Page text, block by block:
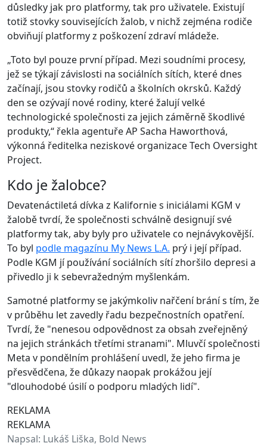
důsledky jak pro platformy, tak pro uživatele. Existují
totiž stovky souvisejících žalob, v nichž zejména rodiče
obviňují platformy z poškození zdraví mládeže.
„Toto byl pouze první případ. Mezi soudními procesy,
jež se týkají závislosti na sociálních sítích, které dnes
začínají, jsou stovky rodičů a školních okrsků. Každý
den se ozývají nové rodiny, které žalují velké
technologické společnosti za jejich záměrně škodlivé
produkty,“ řekla agentuře AP Sacha Haworthová,
výkonná ředitelka neziskové organizace Tech Oversight
Project.
Kdo je žalobce?
Devatenáctiletá dívka z Kalifornie s iniciálami KGM v
žalobě tvrdí, že společnosti schválně designují své
platformy tak, aby byly pro uživatele co nejnávykovější.
To byl podle magazínu My News L.A. prý i její případ.
Podle KGM jí používání sociálních sítí zhoršilo depresi a
přivedlo ji k sebevražedným myšlenkám.
Samotné platformy se jakýmkoliv nařčení brání s tím, že
v průběhu let zavedly řadu bezpečnostních opatření.
Tvrdí, že "nenesou odpovědnost za obsah zveřejněný
na jejich stránkách třetími stranami". Mluvčí společnosti
Meta v pondělním prohlášení uvedl, že jeho firma je
přesvědčena, že důkazy naopak prokážou její
"dlouhodobé úsilí o podporu mladých lidí".
REKLAMA
REKLAMA
Napsal: Lukáš Liška, Bold News